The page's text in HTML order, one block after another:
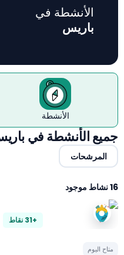
الأنشطة في
باريس
الأنشطة
الأنشطة في باريس
المرشحات
اليوم